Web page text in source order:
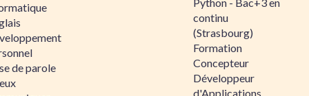
de parole
continu
(Strasbourg)
Formation
Concepteur
Développeur
d'Applications